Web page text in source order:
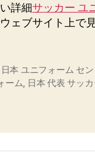
詳細サッカー ユ
ェブサイト上で
本 ユニフォーム セ
ーム 日本 代表 サッ